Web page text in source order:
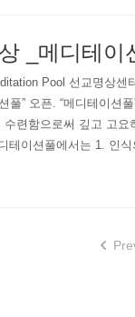
_메디테이
Pool 선교명상
풀” 오픈. “메디테이션
수련함으로써 깊고 고
테이션풀에서는 1. 인
만의 고유한 명상수련